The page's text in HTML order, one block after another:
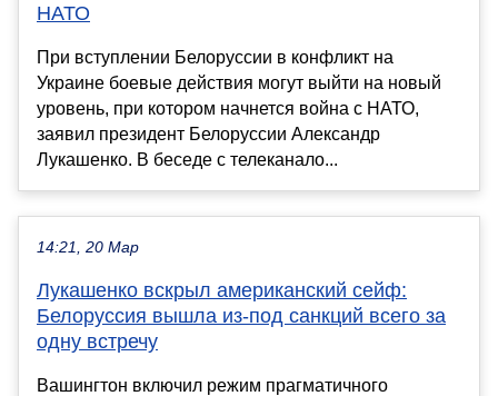
НАТО
При вступлении Белоруссии в конфликт на
Украине боевые действия могут выйти на новый
уровень, при котором начнется война с НАТО,
заявил президент Белоруссии Александр
Лукашенко. В беседе с телеканало...
14:21, 20 Мар
Лукашенко вскрыл американский сейф:
Белоруссия вышла из-под санкций всего за
одну встречу
Вашингтон включил режим прагматичного